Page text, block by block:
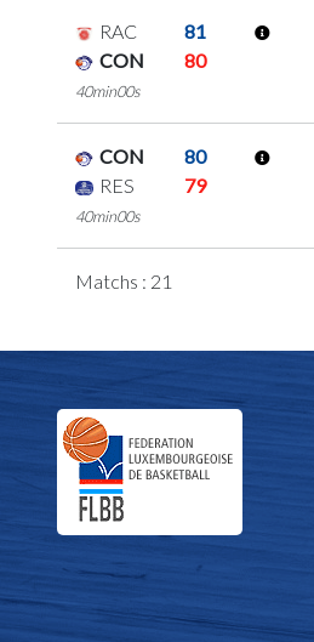
RAC
81
CON
80
40min00s
CON
80
RES
79
40min00s
Matchs : 21